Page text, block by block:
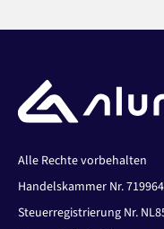
Alle Rechte vorbehalten
Handelskammer Nr.
Steuerregistrierung Nr.